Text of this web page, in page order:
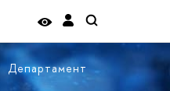
Департамент